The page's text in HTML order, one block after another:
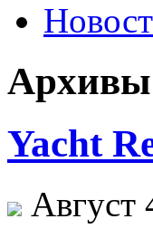
Архивы
Yacht
Август